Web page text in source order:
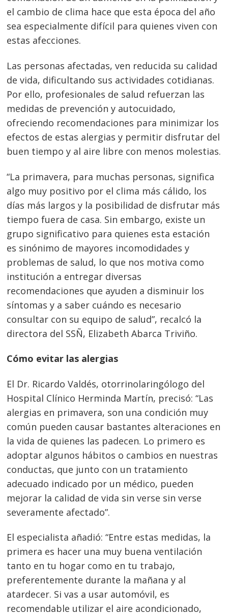
el cambio de clima hace que esta época del año
sea especialmente difícil para quienes viven con
estas afecciones.
Las personas afectadas, ven reducida su calidad
de vida, dificultando sus actividades cotidianas.
Por ello, profesionales de salud refuerzan las
medidas de prevención y autocuidado,
ofreciendo recomendaciones para minimizar los
efectos de estas alergias y permitir disfrutar del
buen tiempo y al aire libre con menos molestias.
“La primavera, para muchas personas, significa
algo muy positivo por el clima más cálido, los
días más largos y la posibilidad de disfrutar más
tiempo fuera de casa. Sin embargo, existe un
grupo significativo para quienes esta estación
es sinónimo de mayores incomodidades y
problemas de salud, lo que nos motiva como
institución a entregar diversas
recomendaciones que ayuden a disminuir los
síntomas y a saber cuándo es necesario
consultar con su equipo de salud”, recalcó la
directora del SSÑ, Elizabeth Abarca Triviño.
Cómo evitar las alergias
El Dr. Ricardo Valdés, otorrinolaringólogo del
Hospital Clínico Herminda Martín, precisó: “Las
alergias en primavera, son una condición muy
común pueden causar bastantes alteraciones en
la vida de quienes las padecen. Lo primero es
adoptar algunos hábitos o cambios en nuestras
conductas, que junto con un tratamiento
adecuado indicado por un médico, pueden
mejorar la calidad de vida sin verse sin verse
severamente afectado”.
El especialista añadió: “Entre estas medidas, la
primera es hacer una muy buena ventilación
tanto en tu hogar como en tu trabajo,
preferentemente durante la mañana y al
atardecer. Si vas a usar automóvil, es
recomendable utilizar el aire acondicionado,